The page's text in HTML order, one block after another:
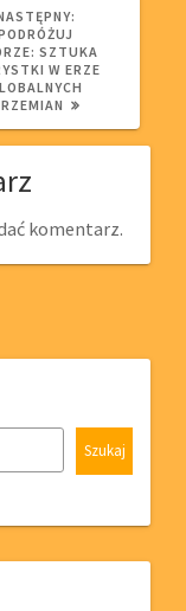
SZTUKA
W ERZE
komentarz.
Szukaj